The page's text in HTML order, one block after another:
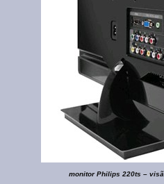
monitor Philips 220ts –